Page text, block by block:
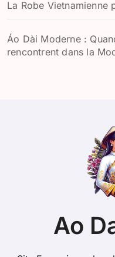
La Robe Vietnamienne
Áo Dài Moderne :
rencontrent dans la
Ao